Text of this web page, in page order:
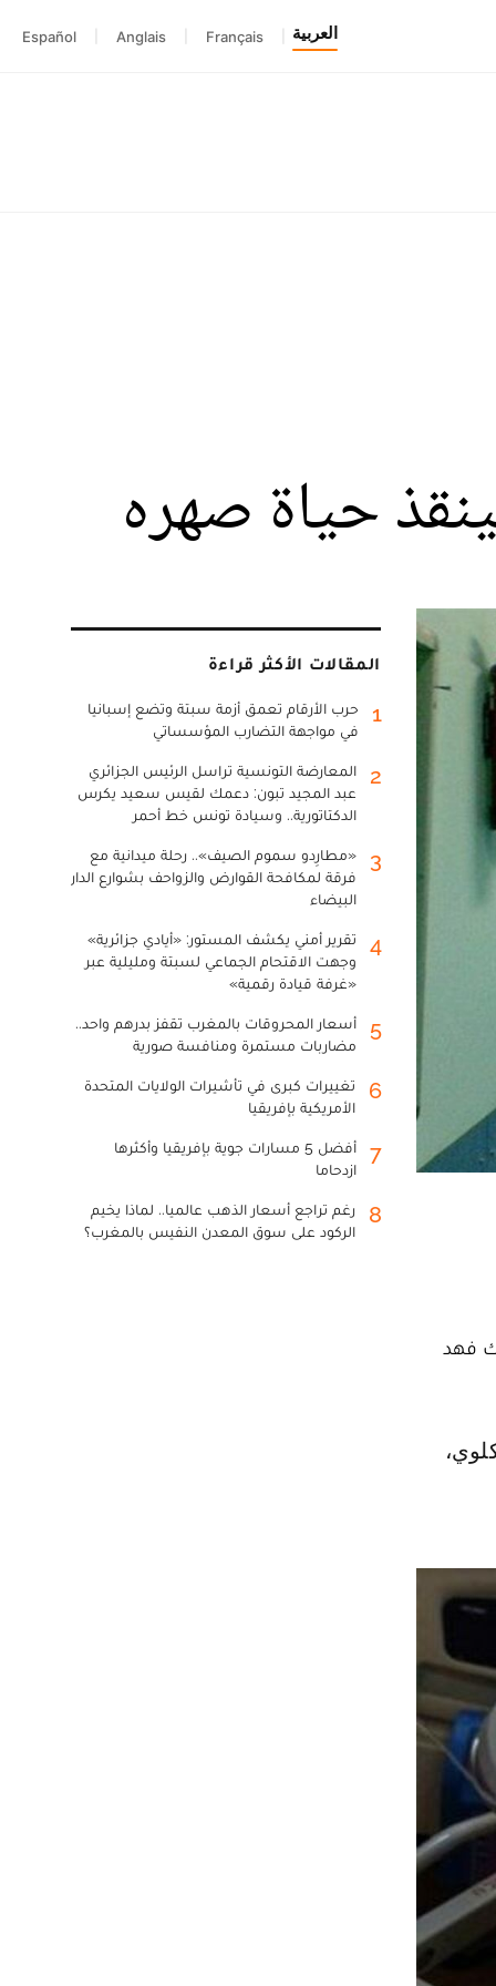
العربية Français
Anglais
Español
حياة صهره
فهد
المقالات الأكثر قراءة
1
حرب الأرقام تعمق أزمة سبتة وتضع إسبانيا
في مواجهة التضارب المؤسساتي
2
المعارضة التونسية تراسل الرئيس الجزائري
عبد المجيد تبون: دعمك لقيس سعيد يكرس
الدكتاتورية.. وسيادة تونس خط أحمر
3
«مطارِدو سموم الصيف».. رحلة ميدانية مع
فرقة لمكافحة القوارض والزواحف بشوارع الدار
البيضاء
4
تقرير أمني يكشف المستور: «أيادي جزائرية»
وجهت الاقتحام الجماعي لسبتة ومليلية عبر
«غرفة قيادة رقمية»
5
أسعار المحروقات بالمغرب تقفز بدرهم واحد..
مضاربات مستمرة ومنافسة صورية
6
تغييرات كبرى في تأشيرات الولايات المتحدة
الأمريكية بإفريقيا
7
أفضل 5 مسارات جوية بإفريقيا وأكثرها
ازدحاما
8
رغم تراجع أسعار الذهب عالميا.. لماذا يخيم
الركود على سوق المعدن النفيس بالمغرب؟